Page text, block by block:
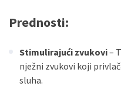
Prednosti:
Stimulirajući zvukovi–
nježni zvukovi koji
sluha.